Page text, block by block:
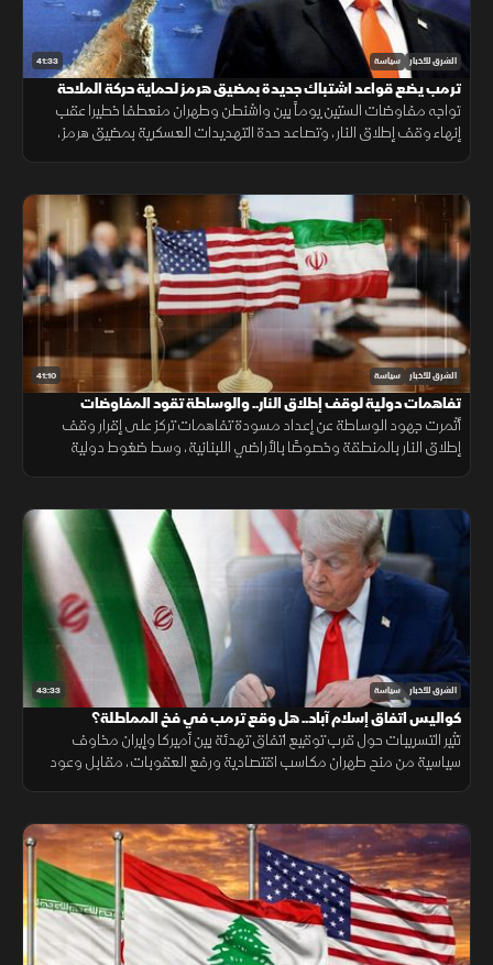
41:33 الشرق للأخبار سياسة
ترمب يضع قواعد اشتباك جديدة بمضيق هرمز لحماية حركة الملاحة
تواجه مفاوضات الستين يوماً بين واشنطن وطهران منعطفا خطيرا عقب
إنهاء وقف إطلاق النار، وتصاعد حدة التهديدات العسكرية بمضيق هرمز،
41:10 الشرق للأخبار سياسة
تفاهمات دولية لوقف إطلاق النار.. والوساطة تقود المفاوضات
أثمرت جهود الوساطة عن إعداد مسودة تفاهمات تركز على إقرار وقف
إطلاق النار بالمنطقة وخصوصًا بالأراضي اللبنانية، وسط ضغوط دولية
43:33 الشرق للأخبار سياسة
كواليس اتفاق إسلام آباد.. هل وقع ترمب في فخ المماطلة؟
تثير التسريبات حول قرب توقيع اتفاق تهدئة بين أميركا وإيران مخاوف
سياسية من منح طهران مكاسب اقتصادية ورفع العقوبات، مقابل وعود